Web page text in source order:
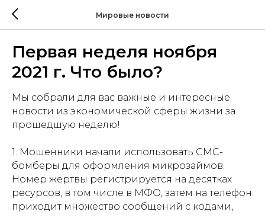
Мировые новости
Первая неделя ноября
2021 г. Что было?
Мы собрали для вас важные и интересные
новости из экономической сферы жизни за
прошедшую неделю!
1. Мошенники начали использовать СМС-
бомберы для оформления микрозаймов.
Номер жертвы регистрируется на десятках
ресурсов, в том числе в МФО, затем на телефон
приходит множество сообщений с кодами,